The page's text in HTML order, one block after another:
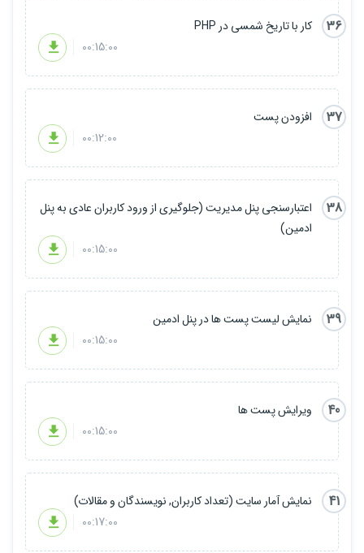
36
کار با تاریخ شمسی در PHP
00:15:00
37
افزودن پست
00:12:00
38
اعتبارسنجی پنل مدیریت (جلوگیری از ورود کاربران عادی به پنل
ادمین)
00:15:00
39
نمایش لیست پست ها در پنل ادمین
00:15:00
40
ویرایش پست ها
00:15:00
41
نمایش آمار سایت (تعداد کاربران, نویسندگان و مقالات)
00:17:00